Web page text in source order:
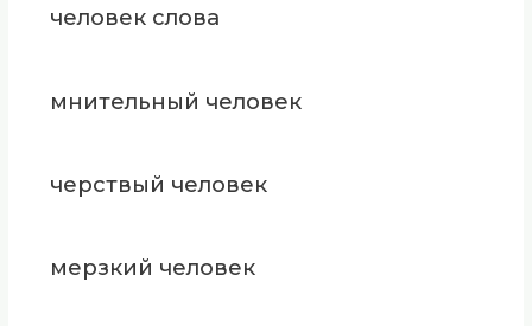
человек слова
мнительный человек
черствый человек
мерзкий человек